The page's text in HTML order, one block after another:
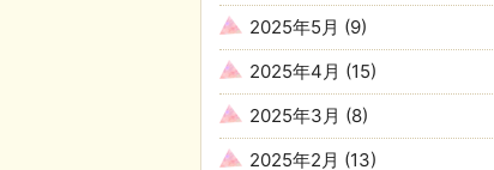
2025年5月 (9)
2025年4月 (15)
2025年3月 (8)
2025年2月 (13)